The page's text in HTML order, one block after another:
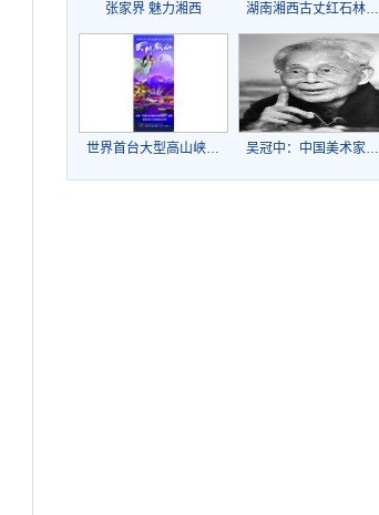
张家界 魅力湘西 湖南湘西古丈红石林…
世界首台大型高山峡… 吴冠中：中国美术家…